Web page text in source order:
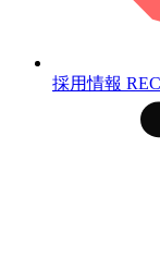
採用情報